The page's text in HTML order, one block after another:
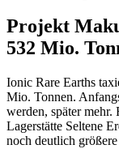
Projekt
532 Mio.
Ionic Rare Earths
Mio. Tonnen.
werden, später
Lagerstätte Seltene
noch deutlich